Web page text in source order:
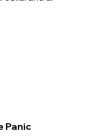
Panic